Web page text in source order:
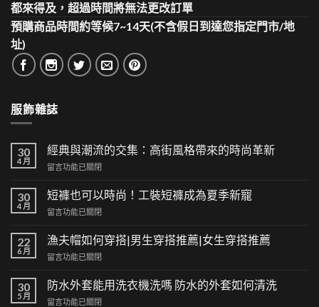
都來得及，超過時間將無法更改訂單
預購商品時間約等候7~14天(不含假日到達您指定門市/地
址)
服飾雜誌
30
4 月
經典與潮流的交集：高街風格帶來的時尚革新
在
典
與
潮
的
交
集：
街
風
留言功能已關閉
30
4 月
短褲也可以時尚！工裝短褲成為夏季新寵
在
褲
也
可
時
尚！
留言功能已關閉
22
6 月
漁夫帽如何穿搭|男生穿搭推薦|女生穿搭推薦
在
夫
帽
如
留言功能已關閉
30
5 月
防水外套能用洗衣機洗嗎 防水的外套如何清洗
在
留言功能已關閉